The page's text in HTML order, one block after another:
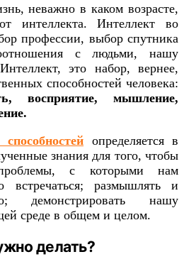
неважно в каком возрасте,
интеллекта. Интеллект во
профессии, выбор спутника
с людьми, нашу
это набор, вернее,
способностей человека:
восприятие, мышление,
определяется в
знания для того, чтобы
с которыми нам
встречаться; размышлять и
демонстрировать нашу
среде в общем и целом.
делать?